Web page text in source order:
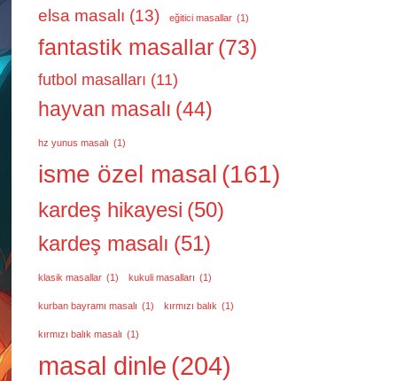
elsa masalı (13) eğitici masallar (1)
fantastik masallar (73)
futbol masalları (11)
hayvan masalı (44)
hz yunus masalı (1)
isme özel masal (161)
kardeş hikayesi (50)
kardeş masalı (51)
klasik masallar (1) kukuli masalları (1)
kurban bayramı masalı (1) kırmızı balık (1)
kırmızı balık masalı (1)
masal dinle (204)